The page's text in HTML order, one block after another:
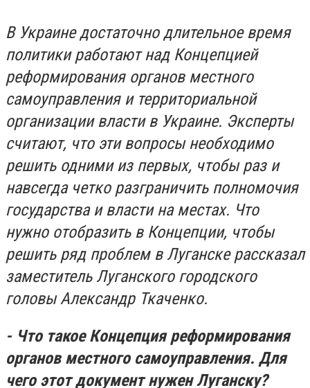
В Украине достаточно длительное время
политики работают над Концепцией
реформирования органов местного
самоуправления и территориальной
организации власти в Украине. Эксперты
считают, что эти вопросы необходимо
решить одними из первых, чтобы раз и
навсегда четко разграничить полномочия
государства и власти на местах. Что
нужно отобразить в Концепции, чтобы
решить ряд проблем в Луганске рассказал
заместитель Луганского городского
головы Александр Ткаченко.
- Что такое Концепция реформирования
органов местного самоуправления. Для
чего этот документ нужен Луганску?